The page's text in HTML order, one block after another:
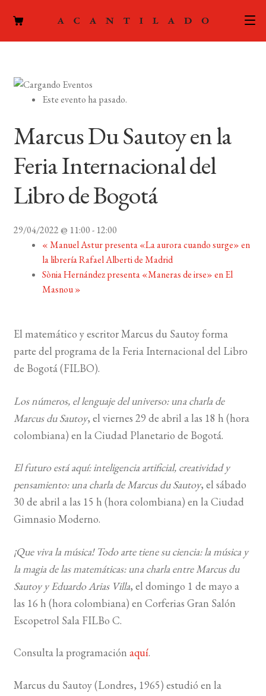
PODCAST
LA EDITORIAL
FOREIGN RIGHTS
CONTACTO
MI CUENTA
Este evento ha pasado.
Marcus Du Sautoy en la
Feria Internacional del
Libro de Bogotá
29/04/2022 @ 11:00- 12:00
«Manuel Astur presenta «La aurora cuando surge» en
la librería Rafael Alberti de Madrid
Sònia Hernández presenta «Maneras de irse» en El
Masnou»
El matemático y escritor Marcus du Sautoy forma
parte del programa de la Feria Internacional del Libro
de Bogotá (FILBO).
Los números, el lenguaje del universo: una charla de
Marcus du Sautoy, el viernes 29 de abril a las 18 h (hora
colombiana) en la Ciudad Planetario de Bogotá.
El futuro está aquí: inteligencia artificial, creatividad y
pensamiento: una charla de Marcus du Sautoy, el sábado
30 de abril a las 15 h (hora colombiana) en la Ciudad
Gimnasio Moderno.
¡Que viva la música! Todo arte tiene su ciencia: la música y
la magia de las matemáticas: una charla entre Marcus du
Sautoy y Eduardo Arias Villa, el domingo 1 de mayo a
las 16 h (hora colombiana) en Corferias Gran Salón
Escopetrol Sala FILBo C.
Consulta la programación aquí.
Marcus du Sautoy (Londres, 1965) estudió en la